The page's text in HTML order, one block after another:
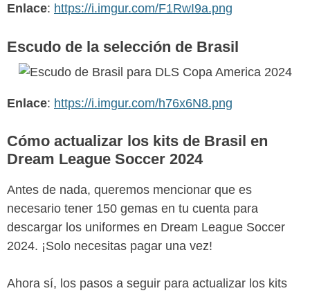
Enlace: https://i.imgur.com/F1RwI9a.png
Escudo de la selección de Brasil
Enlace: https://i.imgur.com/h76x6N8.png
Cómo actualizar los kits de Brasil en
Dream League Soccer 2024
Antes de nada, queremos mencionar que es
necesario tener 150 gemas en tu cuenta para
descargar los uniformes en Dream League Soccer
2024. ¡Solo necesitas pagar una vez!
Ahora sí, los pasos a seguir para actualizar los kits